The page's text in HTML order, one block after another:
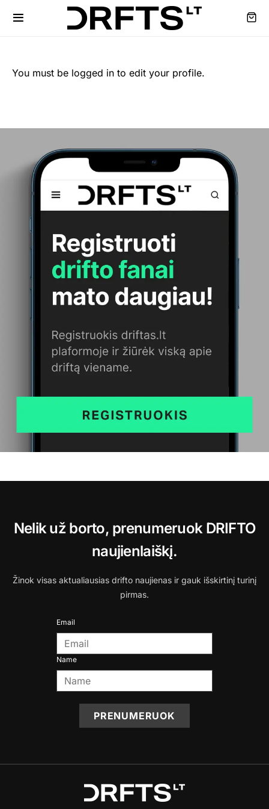
You must be logged in to edit your profile.
Nelik už borto, prenumeruok DRIFTO
naujienlaiškį.
Žinok visas aktualiausias drifto naujienas ir gauk išskirtinį turinį
pirmas.
Email
Name
PRENUMERUOK